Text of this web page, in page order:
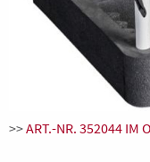
>>ART.-NR. 352044 IM